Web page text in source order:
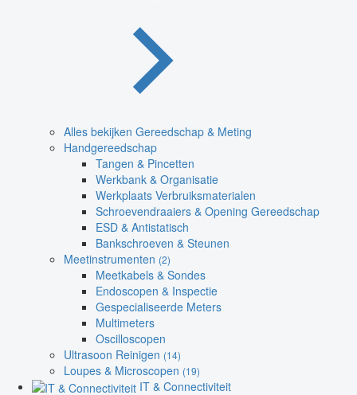
Alles bekijken Gereedschap & Meting
Handgereedschap
Tangen & Pincetten
Werkbank & Organisatie
Werkplaats Verbruiksmaterialen
Schroevendraaiers & Opening Gereedschap
ESD & Antistatisch
Bankschroeven & Steunen
Meetinstrumenten (2)
Meetkabels & Sondes
Endoscopen & Inspectie
Gespecialiseerde Meters
Multimeters
Oscilloscopen
Ultrasoon Reinigen (14)
Loupes & Microscopen (19)
IT & Connectiviteit